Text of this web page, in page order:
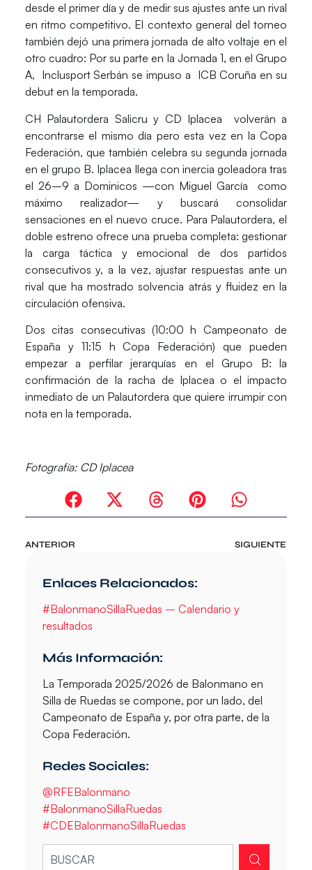
desde el primer día y de medir sus ajustes ante un rival
en ritmo competitivo. El contexto general del torneo
también dejó una primera jornada de alto voltaje en el
otro cuadro: Por su parte en la Jornada 1, en el Grupo
A, Inclusport Serbán se impuso a ICB Coruña en su
debut en la temporada.
CH Palautordera Salicru y CD Iplacea volverán a
encontrarse el mismo día pero esta vez en la Copa
Federación, que también celebra su segunda jornada
en el grupo B. Iplacea llega con inercia goleadora tras
el 26–9 a Dominicos —con Miguel García como
máximo realizador— y buscará consolidar
sensaciones en el nuevo cruce. Para Palautordera, el
doble estreno ofrece una prueba completa: gestionar
la carga táctica y emocional de dos partidos
consecutivos y, a la vez, ajustar respuestas ante un
rival que ha mostrado solvencia atrás y fluidez en la
circulación ofensiva.
Dos citas consecutivas (10:00 h Campeonato de
España y 11:15 h Copa Federación) que pueden
empezar a perfilar jerarquías en el Grupo B: la
confirmación de la racha de Iplacea o el impacto
inmediato de un Palautordera que quiere irrumpir con
nota en la temporada.
Fotografía: CD Iplacea
ANTERIOR SIGUIENTE
Enlaces Relacionados:
#BalonmanoSillaRuedas – Calendario y
resultados
Más Información:
La Temporada 2025/2026 de Balonmano en
Silla de Ruedas se compone, por un lado, del
Campeonato de España y, por otra parte, de la
Copa Federación.
Redes Sociales:
@RFEBalonmano
#BalonmanoSillaRuedas
#CDEBalonmanoSillaRuedas